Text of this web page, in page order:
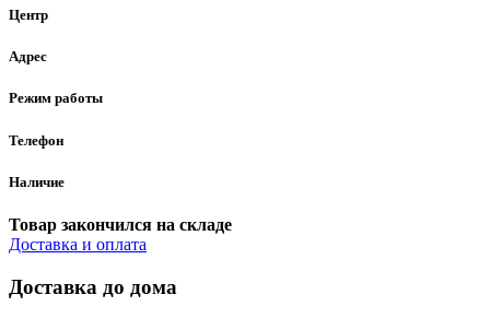
Центр
Адрес
Режим работы
Телефон
Наличие
Товар закончился на складе
Доставка и оплата
Доставка до дома